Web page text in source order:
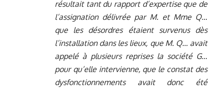
résultait tant du rapport d’expertise que de
l’assignation délivrée par M. et Mme Q…
que les désordres étaient survenus dès
l’installation dans les lieux, que M. Q… avait
appelé à plusieurs reprises la société G…
pour qu’elle intervienne, que le constat des
dysfonctionnements avait donc été